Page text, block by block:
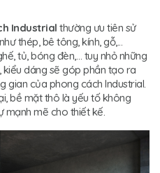
Industrial thường ưu tiên sử
thép, bê tông, kính, gỗ,...
tủ, bóng đèn,… tuy nhỏ những
dáng sẽ góp phần tạo ra
gian của phong cách Industrial.
bề mặt thô là yếu tố không
mạnh mẽ cho thiết kế.